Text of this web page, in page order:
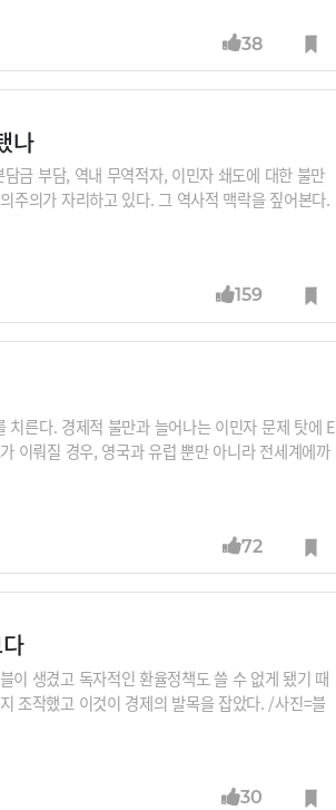
38
나
금 부담, 역내 무역적자, 이민자 쇄도에 대한 불만
주의가 자리하고 있다. 그 역사적 맥락을 짚어본다.
159
른다. 경제적 불만과 늘어나는 이민자 문제 탓에 E
이뤄질 경우, 영국과 유럽 뿐만 아니라 전세계에까
72
이 생겼고 독자적인 환율정책도 쓸 수 없게 됐기 때
조작했고 이것이 경제의 발목을 잡았다. /사진=블
30